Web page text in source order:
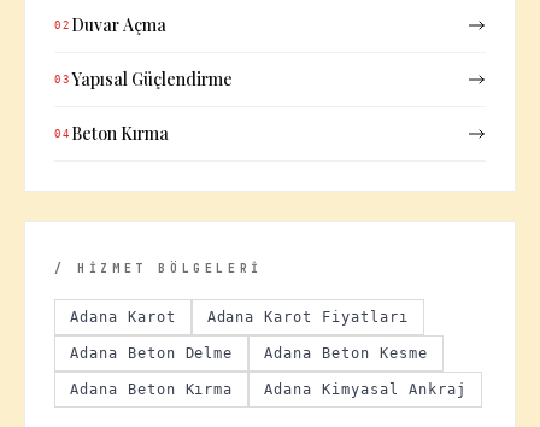
02 Duvar Açma
03 Yapısal Güçlendirme
04 Beton Kırma
/ HİZMET BÖLGELERİ
Adana Karot Adana Karot Fiyatları
Adana Beton Delme Adana Beton Kesme
Adana Beton Kırma Adana Kimyasal Ankraj